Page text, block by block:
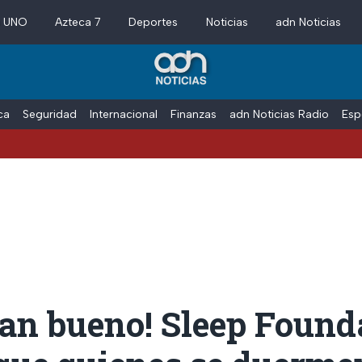
Azteca 7 Deportes Noticias adn Noticias
Seguridad Internacional Finanzas adn Noticias Radio
bueno! Sleep